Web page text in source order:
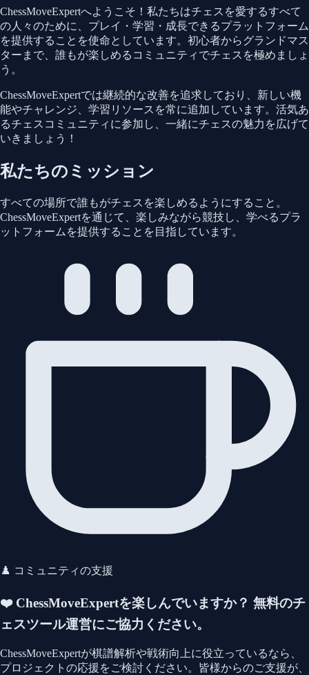
ChessMoveExpertへようこそ！私たちはチェスを愛するすべて
の人々のために、プレイ・学習・成長できるプラットフォーム
を提供することを使命としています。初心者からグランドマス
ターまで、誰もが楽しめるコミュニティでチェスを極めましょ
う。
ChessMoveExpertでは継続的な改善を追求しており、新しい機
能やチャレンジ、学習リソースを常に追加しています。活気あ
るチェスコミュニティに参加し、一緒にチェスの魅力を広げて
いきましょう！
私たちのミッション
すべての場所で誰もがチェスを楽しめるようにすること。
ChessMoveExpertを通じて、楽しみながら競技し、学べるプラ
ットフォームを提供することを目指しています。
♟️ コミュニティの支援
❤️ ChessMoveExpertを楽しんでいますか？ 無料のチ
ェスツール運営にご協力ください。
ChessMoveExpertが棋譜解析や戦術向上に役立っているなら、
プロジェクトの応援をご検討ください。皆様からのご支援が、